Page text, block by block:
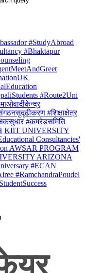
#StudyAbroad
#Bhaktapur
#Route2Uni
#शिक्षाक्षेत्र
#कमरेडसमिति
KIIT UNIVERSITY
Consultancies'
AWSAR PROGRAM
ARIZONA
#ECAN
#RamchandraPoudel